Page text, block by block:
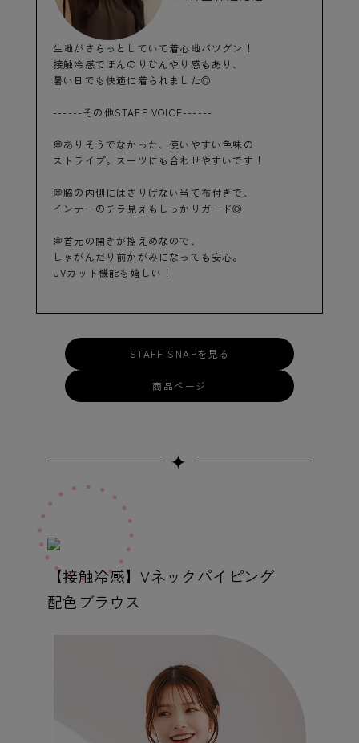
生地がさらっとしていて着心地バツグン！
接触冷感でほんのりひんやり感もあり、
暑い日でも快適に着られました◎
------その他STAFF VOICE------
💭ありそうでなかった、使いやすい色味の
ストライプ。スーツにも合わせやすいです！
💭脇の内側にはさりげない当て布付きで、
インナーのチラ見えもしっかりガード◎
💭首元の開きが控えめなので、
しゃがんだり前かがみになっても安心。
UVカット機能も嬉しい！
STAFF SNAPを見る
商品ページ
✦
【接触冷感】Vネックパイピング
配色ブラウス